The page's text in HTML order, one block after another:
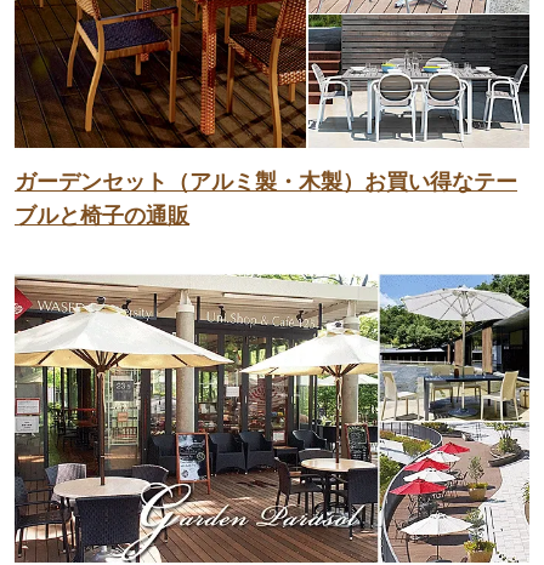
ガーデンセット（アルミ製・木製）お買い得なテー
ブルと椅子の通販